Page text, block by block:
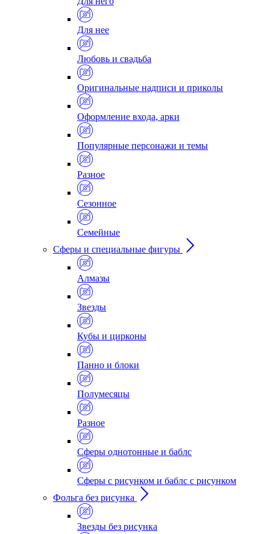
Для нее
Любовь и свадьба
Оригинальные надписи и приколы
Оформление входа, арки
Популярные персонажи и темы
Разное
Сезонное
Семейные
Сферы и специальные фигуры
Алмазы
Звезды
Кубы и цирконы
Панно и блоки
Полумесяцы
Разное
Сферы однотонные и баблс
Сферы с рисунком и баблс с рисунком
Фольга без рисунка
Звезды без рисунка